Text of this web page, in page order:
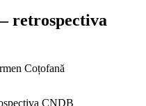
retrospectiva
Coțofană